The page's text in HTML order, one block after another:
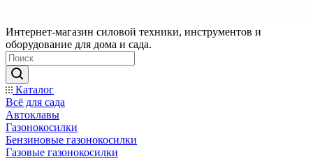
Интернет-магазин силовой техники, инструментов и
оборудование для дома и сада.
Каталог
Всё для сада
Автоклавы
Газонокосилки
Бензиновые газонокосилки
Газовые газонокосилки